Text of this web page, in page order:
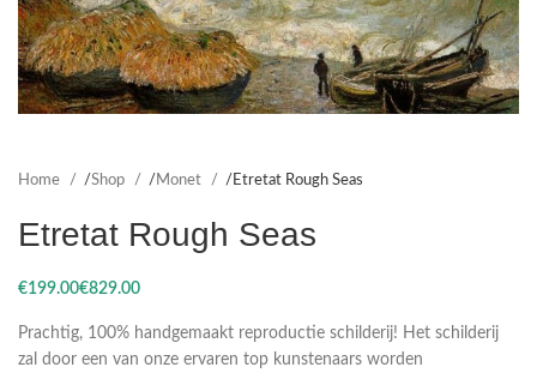
Home Shop Monet Etretat Rough Seas
Etretat Rough Seas
€ €
Prachtig, 100% handgemaakt reproductie schilderij! Het schilderij
zal door een van onze ervaren top kunstenaars worden